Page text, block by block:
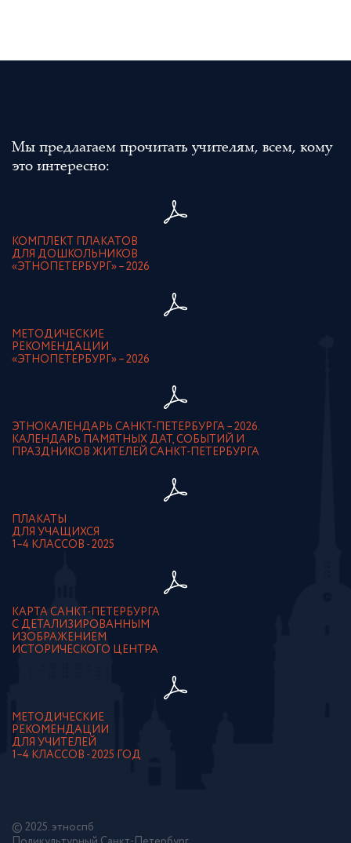
Мы предлагаем прочитать учителям, всем, кому
это интересно:
КОМПЛЕКТ ПЛАКАТОВ
ДЛЯ ДОШКОЛЬНИКОВ
«ЭТНОПЕТЕРБУРГ» – 2026
МЕТОДИЧЕСКИЕ
РЕКОМЕНДАЦИИ
«ЭТНОПЕТЕРБУРГ» – 2026
ЭТНОКАЛЕНДАРЬ САНКТ-ПЕТЕРБУРГА – 2026.
КАЛЕНДАРЬ ПАМЯТНЫХ ДАТ, СОБЫТИЙ И
ПРАЗДНИКОВ ЖИТЕЛЕЙ САНКТ-ПЕТЕРБУРГА
ПЛАКАТЫ
ДЛЯ УЧАЩИХСЯ
1–4 КЛАССОВ - 2025
КАРТА САНКТ-ПЕТЕРБУРГА
С ДЕТАЛИЗИРОВАННЫМ
ИЗОБРАЖЕНИЕМ
ИСТОРИЧЕСКОГО ЦЕНТРА
МЕТОДИЧЕСКИЕ
РЕКОМЕНДАЦИИ
ДЛЯ УЧИТЕЛЕЙ
1–4 КЛАССОВ - 2025 ГОД
© 2025. этноспб